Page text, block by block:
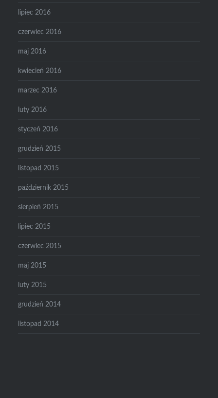
lipiec 2016
czerwiec 2016
maj 2016
kwiecień 2016
marzec 2016
luty 2016
styczeń 2016
grudzień 2015
listopad 2015
październik 2015
sierpień 2015
lipiec 2015
czerwiec 2015
maj 2015
luty 2015
grudzień 2014
listopad 2014